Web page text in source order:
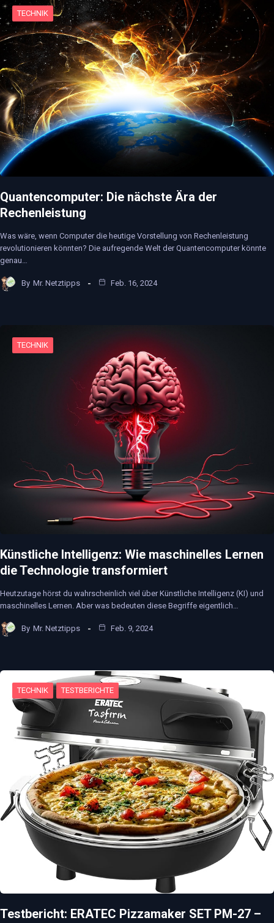
TECHNIK
Quantencomputer: Die nächste Ära der
Rechenleistung
Was wäre, wenn Computer die heutige Vorstellung von Rechenleistung
revolutionieren könnten? Die aufregende Welt der Quantencomputer könnte
genau…
By Mr. Netztipps Feb. 16, 2024
TECHNIK
Künstliche Intelligenz: Wie maschinelles Lernen
die Technologie transformiert
Heutzutage hörst du wahrscheinlich viel über Künstliche Intelligenz (KI) und
maschinelles Lernen. Aber was bedeuten diese Begriffe eigentlich…
By Mr. Netztipps Feb. 9, 2024
TECHNIK TESTBERICHTE
Testbericht: ERATEC Pizzamaker SET PM-27 –